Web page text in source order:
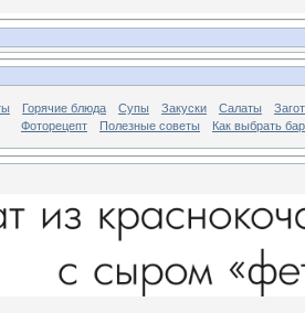
Горячие блюда Супы Закуски Салаты
Фоторецепт
Полезные советы Как выбрать